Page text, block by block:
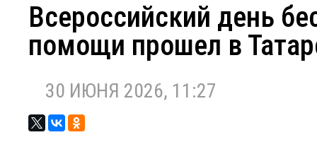
Всероссийский день
помощи прошел в
30 ИЮНЯ 2026, 11:27